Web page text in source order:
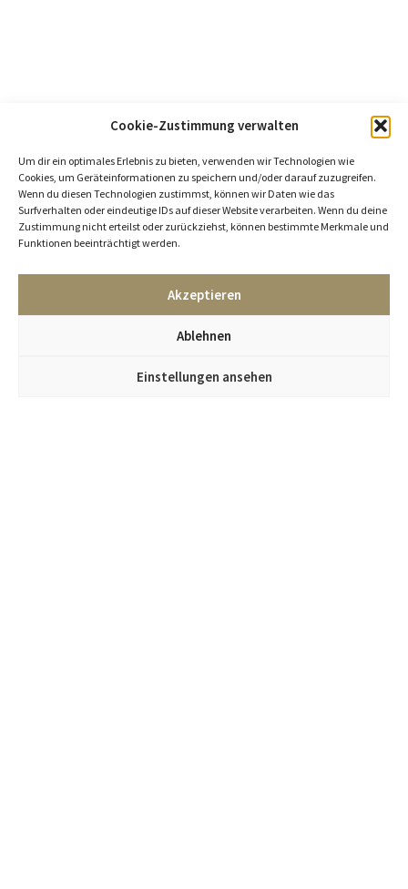
Cookie-Zustimmung verwalten
Um dir ein optimales Erlebnis zu bieten, verwenden wir Technologien wie
Cookies, um Geräteinformationen zu speichern und/oder darauf zuzugreifen.
Wenn du diesen Technologien zustimmst, können wir Daten wie das
Surfverhalten oder eindeutige IDs auf dieser Website verarbeiten. Wenn du deine
Zustimmung nicht erteilst oder zurückziehst, können bestimmte Merkmale und
Funktionen beeinträchtigt werden.
Akzeptieren
Ablehnen
Einstellungen ansehen